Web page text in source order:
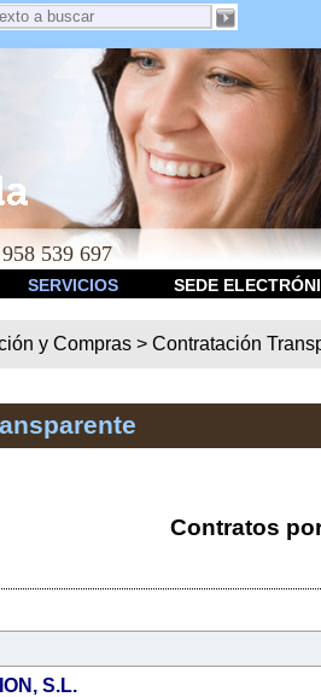
539 697
SERVICIOS SEDE
y Compras >Contratación
Contratos
S.L.